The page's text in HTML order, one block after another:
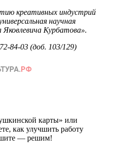
креативных индустрий
научная
Курбатова».
84-03 (доб. 103/129)
карты» или
как улучшить работу
— решим!